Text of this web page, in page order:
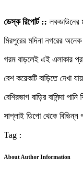
ডেস্ক রিপোর্ট :: লকডাউনের
মিরপুরের মদিনা নগরের
গরম বাড়লেই এই এলাকার
বেশ কয়েকটি বাড়িতে দেখা
বেশিরভাগ বাড়ির বাসিন্দা
সাপ্লাই ডিপো থেকে
Tag :
About Author Information